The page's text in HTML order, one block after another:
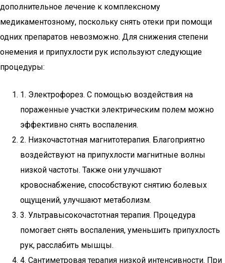
дополнительное лечение к комплексному
медикаментозному, поскольку снять отеки при помощи
одних препаратов невозможно. Для снижения степени
онемения и припухлости рук используют следующие
процедуры:
1. Электрофорез. С помощью воздействия на
пораженные участки электрическим полем можно
эффективно снять воспаления.
2. Низкочастотная магнитотерапия. Благоприятно
воздействуют на припухлости магнитные волны
низкой частоты. Также они улучшают
кровоснабжение, способствуют снятию болевых
ощущений, улучшают метаболизм.
3. Ультравысокочастотная терапия. Процедура
помогает снять воспаления, уменьшить припухлость
рук, расслабить мышцы.
4. Сантиметровая терапия низкой интенсивности. При